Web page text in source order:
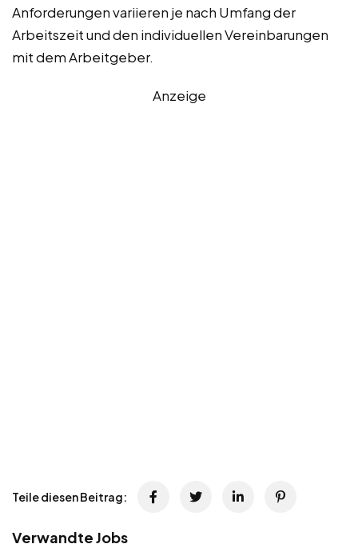
Anforderungen variieren je nach Umfang der
Arbeitszeit und den individuellen Vereinbarungen
mit dem Arbeitgeber.
Anzeige
Teile diesen Beitrag:
Verwandte Jobs